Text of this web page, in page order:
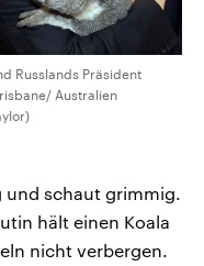
Russlands Präsident
Australien
und schaut grimmig.
hält einen Koala
nicht verbergen.